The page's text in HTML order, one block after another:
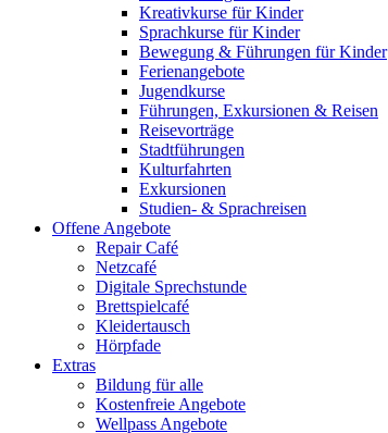
Kreativkurse für Kinder
Sprachkurse für Kinder
Bewegung & Führungen für Kinder
Ferienangebote
Jugendkurse
Führungen, Exkursionen & Reisen
Reisevorträge
Stadtführungen
Kulturfahrten
Exkursionen
Studien- & Sprachreisen
Offene Angebote
Repair Café
Netzcafé
Digitale Sprechstunde
Brettspielcafé
Kleidertausch
Hörpfade
Extras
Bildung für alle
Kostenfreie Angebote
Wellpass Angebote